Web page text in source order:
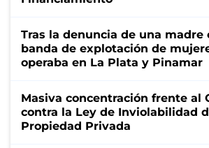
Tras la denuncia de una madre
banda de explotación de
operaba en La Plata y Pinamar
Masiva concentración frente al
contra la Ley de Inviolabilidad
Propiedad Privada